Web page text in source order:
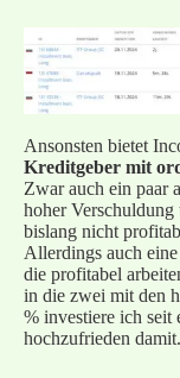
Ansonsten bietet
Kreditgeber mit
Zwar auch ein paar
hoher
bislang nicht
Allerdings auch
die profitabel
in die zwei mit den
% investiere ich seit
hochzufrieden damit.